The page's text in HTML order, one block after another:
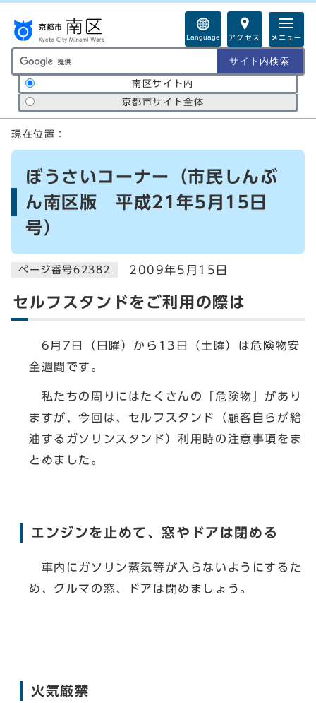
Language アクセス メニュー
サイト内検索の範囲
南区サイト内
京都市サイト全体
ここから本文です
現在位置：
ぼうさいコーナー（市民しんぶ
ん南区版 平成21年5月15日
号）
ページ番号62382 2009年5月15日
セルフスタンドをご利用の際は
6月7日（日曜）から13日（土曜）は危険物安
全週間です。
私たちの周りにはたくさんの「危険物」があり
ますが、今回は、セルフスタンド（顧客自らが給
油するガソリンスタンド）利用時の注意事項をま
とめました。
エンジンを止めて、窓やドアは閉める
車内にガソリン蒸気等が入らないようにするた
め、クルマの窓、ドアは閉めましょう。
火気厳禁